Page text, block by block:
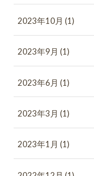
2023年10月 (1)
2023年9月 (1)
2023年6月 (1)
2023年3月 (1)
2023年1月 (1)